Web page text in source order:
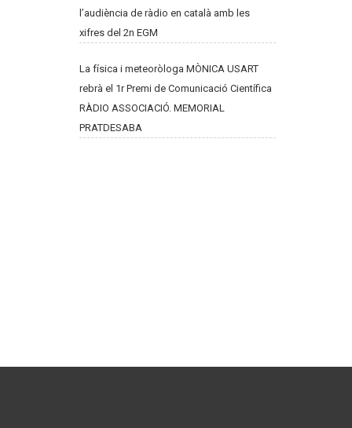
l’audiència de ràdio en català amb les
xifres del 2n EGM
La física i meteoròloga MÒNICA USART
rebrà el 1r Premi de Comunicació Científica
RÀDIO ASSOCIACIÓ. MEMORIAL
PRATDESABA